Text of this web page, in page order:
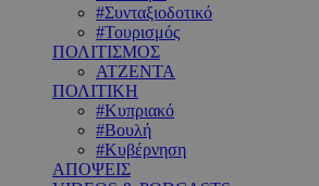
#Συνταξιοδοτικό
#Τουρισμός
ΠΟΛΙΤΙΣΜΟΣ
ΑΤΖΕΝΤΑ
ΠΟΛΙΤΙΚΗ
#Κυπριακό
#Βουλή
#Κυβέρνηση
ΑΠΟΨΕΙΣ